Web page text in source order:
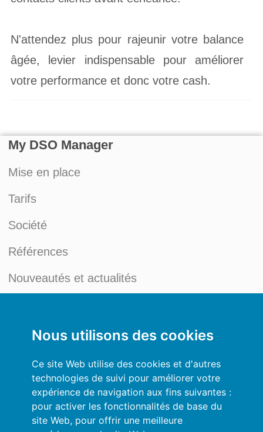
Nous utilisons des cookies
Ce site Web utilise des cookies et d'autres
technologies de suivi pour améliorer votre
expérience de navigation aux fins suivantes :
pour activer les fonctionnalités de base du
site Web, pour offrir une meilleure
N'attendez plus pour rajeunir votre balance
âgée, levier indispensable pour améliorer
votre performance et donc votre cash.
My DSO Manager
Mise en place
Tarifs
Société
Références
Nouveautés et actualités
Mon compte
Conditions générales
Politique de Confidentialité
Se connecter